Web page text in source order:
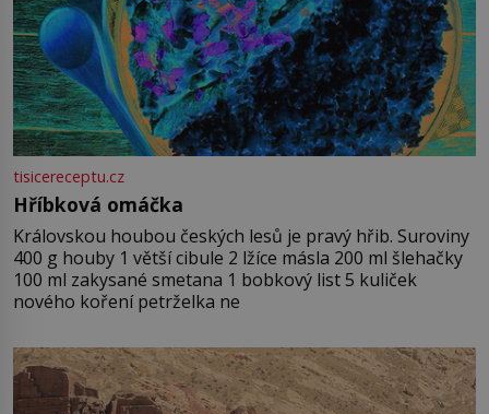
tisicereceptu.cz
Hříbková omáčka
Královskou houbou českých lesů je pravý hřib. Suroviny
400 g houby 1 větší cibule 2 lžíce másla 200 ml šlehačky
100 ml zakysané smetana 1 bobkový list 5 kuliček
nového koření petrželka ne